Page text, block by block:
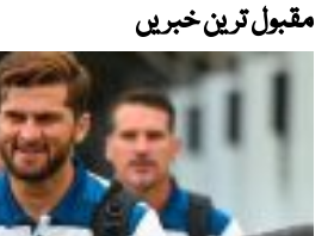
مقبول ترین خبریں